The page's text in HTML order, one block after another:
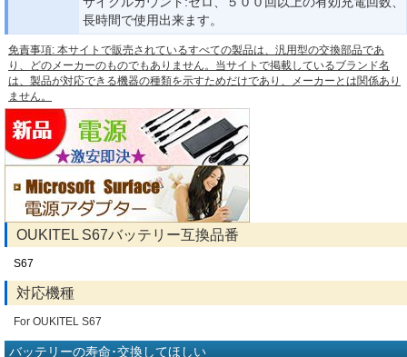
長時間で使用出来ます。
免責事項: 本サイトで販売されているすべての製品は、汎用型の交換部品であ
り、どのメーカーのものでもありません。当サイトで掲載しているブランド名
は、製品が対応できる機器の種類を示すためだけであり、メーカーとは関係あり
ません。
OUKITEL S67バッテリー互換品番
S67
対応機種
For OUKITEL S67
バッテリーの寿命･交換してほしい